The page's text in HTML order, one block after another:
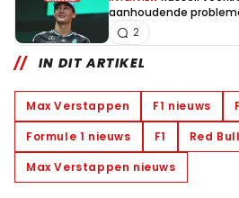
aanhoudende
2
IN DIT ARTIKEL
Max Verstappen F1 nieuws
Formule 1 nieuws
F1
Red
Max Verstappen nieuws